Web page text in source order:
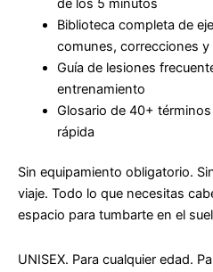
Biblioteca completa de
comunes, correcciones
Guía de lesiones
entrenamiento
Glosario de 40+ términos
rápida
Sin equipamiento obligatorio.
viaje. Todo lo que necesitas
espacio para tumbarte en el
UNISEX. Para cualquier edad.